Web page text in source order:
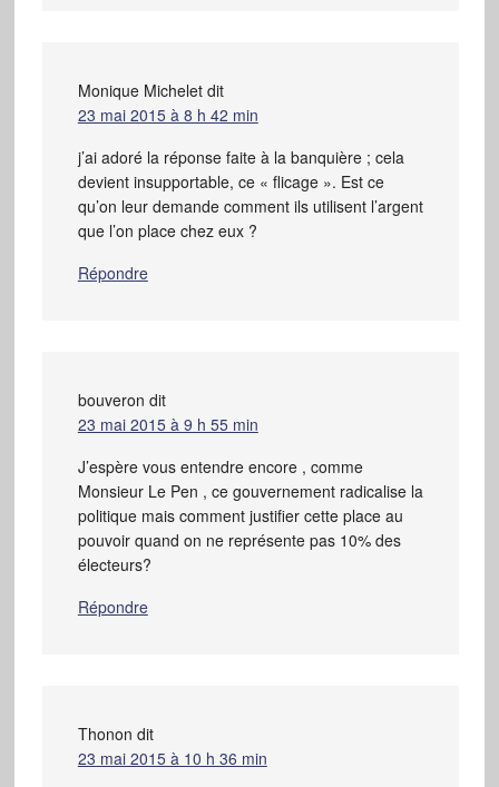
Monique Michelet dit
23 mai 2015 à 8 h 42 min
j’ai adoré la réponse faite à la banquière ; cela
devient insupportable, ce « flicage ». Est ce
qu’on leur demande comment ils utilisent l’argent
que l’on place chez eux ?
Répondre
bouveron dit
23 mai 2015 à 9 h 55 min
J’espère vous entendre encore , comme
Monsieur Le Pen , ce gouvernement radicalise la
politique mais comment justifier cette place au
pouvoir quand on ne représente pas 10% des
électeurs?
Répondre
Thonon dit
23 mai 2015 à 10 h 36 min